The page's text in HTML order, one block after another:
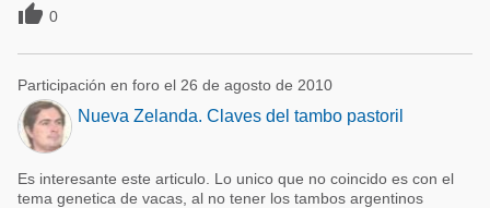
 0
Participación en foro el 26 de agosto de 2010
Nueva Zelanda. Claves del tambo pastoril
Es interesante este articulo. Lo unico que no coincido es con el
tema genetica de vacas, al no tener los tambos argentinos